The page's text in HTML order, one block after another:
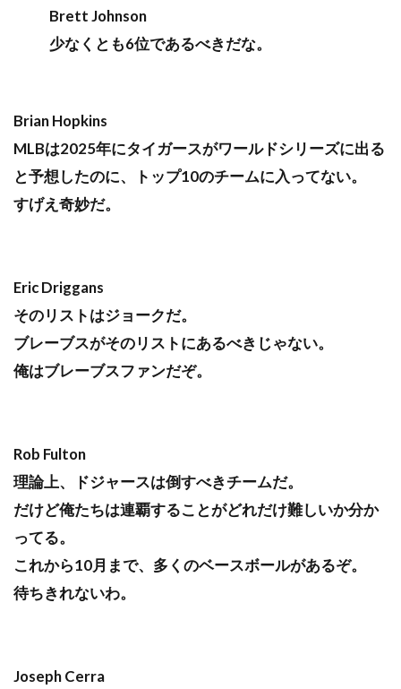
Brett Johnson
少なくとも6位であるべきだな。
Brian Hopkins
MLBは2025年にタイガースがワールドシリーズに出る
と予想したのに、トップ10のチームに入ってない。
すげえ奇妙だ。
Eric Driggans
そのリストはジョークだ。
ブレーブスがそのリストにあるべきじゃない。
俺はブレーブスファンだぞ。
Rob Fulton
理論上、ドジャースは倒すべきチームだ。
だけど俺たちは連覇することがどれだけ難しいか分か
ってる。
これから10月まで、多くのベースボールがあるぞ。
待ちきれないわ。
Joseph Cerra